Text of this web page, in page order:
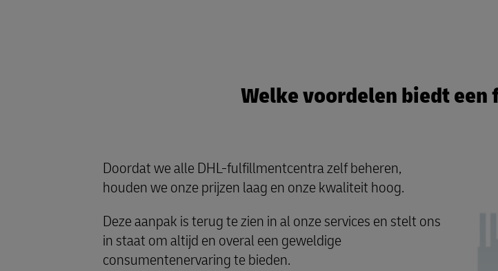
Welke voordelen biedt
Doordat we alle DHL-fulfillmentcentra zelf beheren,
houden we onze prijzen laag en onze kwaliteit hoog.
Deze aanpak is terug te zien in al onze services en stelt ons
in staat om altijd en overal een geweldige
consumentenervaring te bieden.